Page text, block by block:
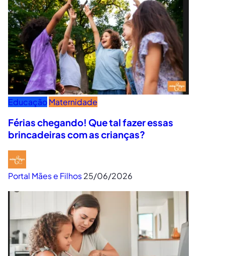
EducaçãoMaternidade
Férias chegando! Que tal fazer essas
brincadeiras com as crianças?
Portal Mães e Filhos25/06/2026